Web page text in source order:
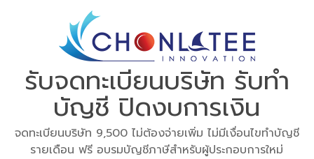
รับจดทะเบียนบริษัท รับทำ
บัญชี ปิดงบการเงิน
จดทะเบียนบริษัท 9,500 ไม่ต้องจ่ายเพิ่ม ไม่มีเงื่อนไขทำบัญชี
รายเดือน ฟรี อบรมบัญชีภาษีสำหรับผู้ประกอบการใหม่